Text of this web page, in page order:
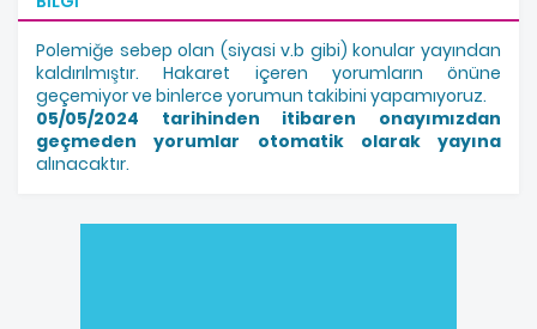
Polemiğe sebep olan (siyasi v.b gibi) konular yayından
kaldırılmıştır. Hakaret içeren yorumların önüne
geçemiyor ve binlerce yorumun takibini yapamıyoruz.
05/05/2024 tarihinden itibaren onayımızdan
geçmeden yorumlar otomatik olarak yayına
alınacaktır.